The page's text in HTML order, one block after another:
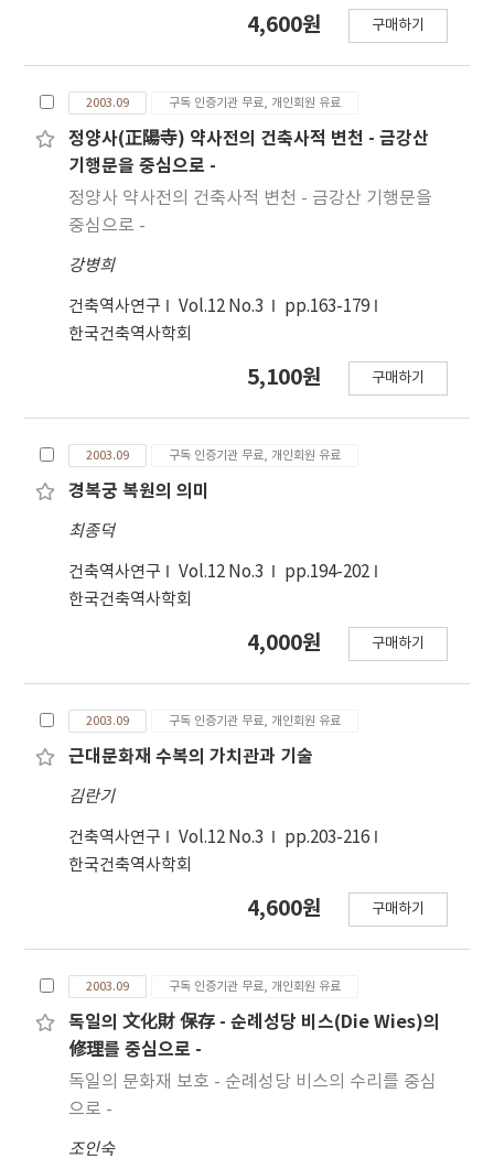
4,600원 구매하기
2003.09 구독 인증기관 무료, 개인회원 유료
정양사(正陽寺) 약사전의 건축사적 변천 - 금강산
기행문을 중심으로 -
정양사 약사전의 건축사적 변천 - 금강산 기행문을
중심으로 -
강병희
건축역사연구 Vol.12 No.3
pp.163-179
한국건축역사학회
5,100원 구매하기
2003.09 구독 인증기관 무료, 개인회원 유료
경복궁 복원의 의미
최종덕
건축역사연구 Vol.12 No.3
pp.194-202
한국건축역사학회
4,000원 구매하기
2003.09 구독 인증기관 무료, 개인회원 유료
근대문화재 수복의 가치관과 기술
김란기
건축역사연구 Vol.12 No.3
pp.203-216
한국건축역사학회
4,600원 구매하기
2003.09 구독 인증기관 무료, 개인회원 유료
독일의 文化財 保存 - 순례성당 비스(Die Wies)의
修理를 중심으로 -
독일의 문화재 보호 - 순례성당 비스의 수리를 중심
으로 -
조인숙